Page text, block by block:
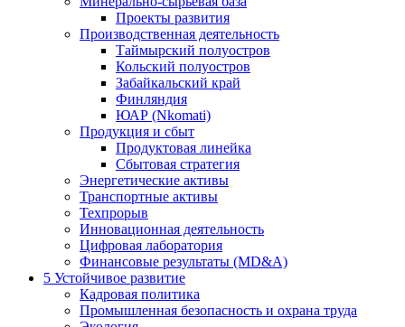
Проекты развития
Производственная деятельность
Таймырский полуостров
Кольский полуостров
Забайкальский край
Финляндия
ЮАР (Nkomati)
Продукция и сбыт
Продуктовая линейка
Сбытовая стратегия
Энергетические активы
Транспортные активы
Техпрорыв
Инновационная деятельность
Цифровая лаборатория
Финансовые результаты (MD&A)
5 Устойчивое развитие
Кадровая политика
Промышленная безопасность и охрана труда